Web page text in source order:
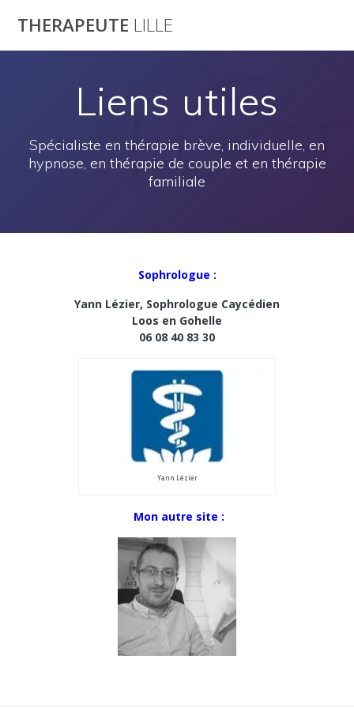
THERAPEUTE LILLE
Liens utiles
Spécialiste en thérapie brève, individuelle, en
hypnose, en thérapie de couple et en thérapie
familiale
Sophrologue :
Yann Lézier, Sophrologue Caycédien
Loos en Gohelle
06 08 40 83 30
Yann Lézier
Mon autre site :